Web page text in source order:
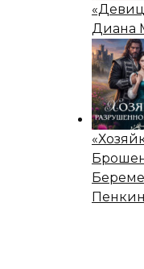
Диана